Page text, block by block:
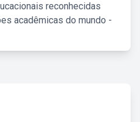
reconhecidas
acadêmicas do mundo -